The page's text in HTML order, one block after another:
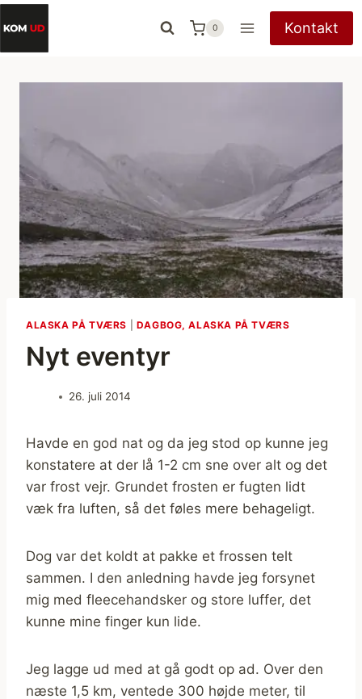
Fortsæt
til
indhold
0 Kontakt
ALASKA PÅ TVÆRS DAGBOG, ALASKA PÅ TVÆRS
Nyt eventyr
26. juli 2014
Havde en god nat og da jeg stod op kunne jeg
konstatere at der lå 1-2 cm sne over alt og det
var frost vejr. Grundet frosten er fugten lidt
væk fra luften, så det føles mere behageligt.
Dog var det koldt at pakke et frossen telt
sammen. I den anledning havde jeg forsynet
mig med fleecehandsker og store luffer, det
kunne mine finger kun lide.
Jeg lagge ud med at gå godt op ad. Over den
næste 1,5 km, ventede 300 højde meter, til